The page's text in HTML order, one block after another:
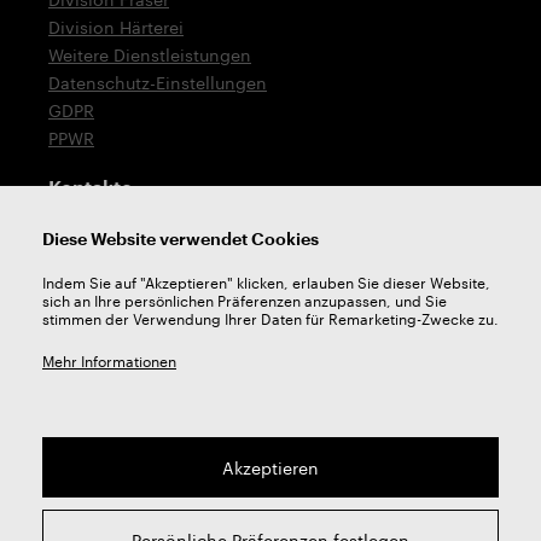
Division Härterei
Weitere Dienstleistungen
Datenschutz-Einstellungen
GDPR
PPWR
Kontakte
T: +420 576 777 519
Technische Unterstützung
2026 © ZPS-FN a.s. | Alle rechte vorbehalten
Diese Website verwendet Cookies
Indem Sie auf "Akzeptieren" klicken, erlauben Sie dieser Website,
sich an Ihre persönlichen Präferenzen anzupassen, und Sie
stimmen der Verwendung Ihrer Daten für Remarketing-Zwecke zu.
Mehr Informationen
Akzeptieren